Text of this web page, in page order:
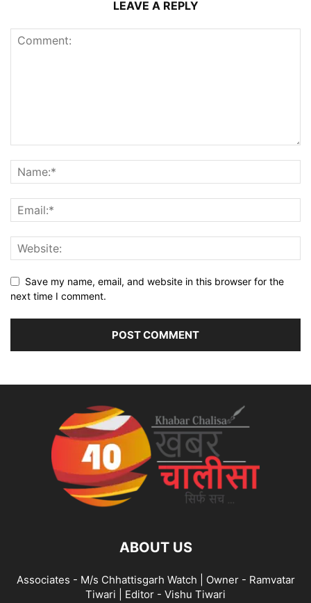
LEAVE A REPLY
Save my name, email, and website in this browser for the
next time I comment.
ABOUT US
Associates - M/s Chhattisgarh Watch | Owner - Ramvatar
Tiwari | Editor - Vishu Tiwari